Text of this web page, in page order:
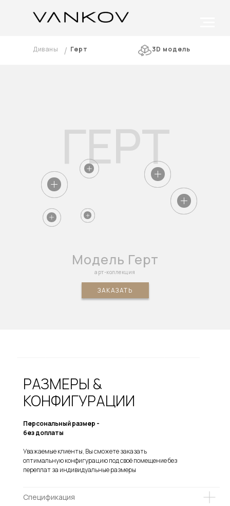
Диваны
ГЕРТ
/ Герт 3D модель
Модель Герт
ЗАКАЗАТЬ
арт-коллекция
Персональный размер -
без доплаты
Уважаемые клиенты, Вы сможете заказать
оптимальную конфигурацию под своё помещение без
переплат за индивидуальные размеры
РАЗМЕРЫ &
КОНФИГУРАЦИИ
Спецификация